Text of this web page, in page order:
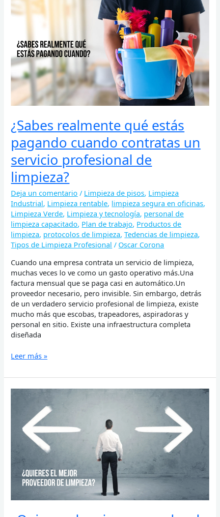
¿Sabes realmente qué estás
pagando cuando contratas un
servicio profesional de
limpieza?
Deja un comentario / Limpieza de pisos, Limpieza
Industrial, Limpieza rentable, limpieza segura en oficinas,
Limpieza Verde, Limpieza y tecnología, personal de
limpieza capacitado, Plan de trabajo, Productos de
limpieza, protocolos de limpieza,Tedencias de limpieza,
Tipos de Limpieza Profesional / Oscar Corona
Cuando una empresa contrata un servicio de limpieza,
muchas veces lo ve como un gasto operativo más.Una
factura mensual que se paga casi en automático.Un
proveedor necesario, pero invisible. Sin embargo, detrás
de un verdadero servicio profesional de limpieza, existe
mucho más que escobas, trapeadores, aspiradoras y
personal en sitio. Existe una infraestructura completa
diseñada
realmente
pagando
cuando
contratas
servicio
profesional
de
Leer más »
proveedor
limpieza?
Conviértete
el
mejor
cliente